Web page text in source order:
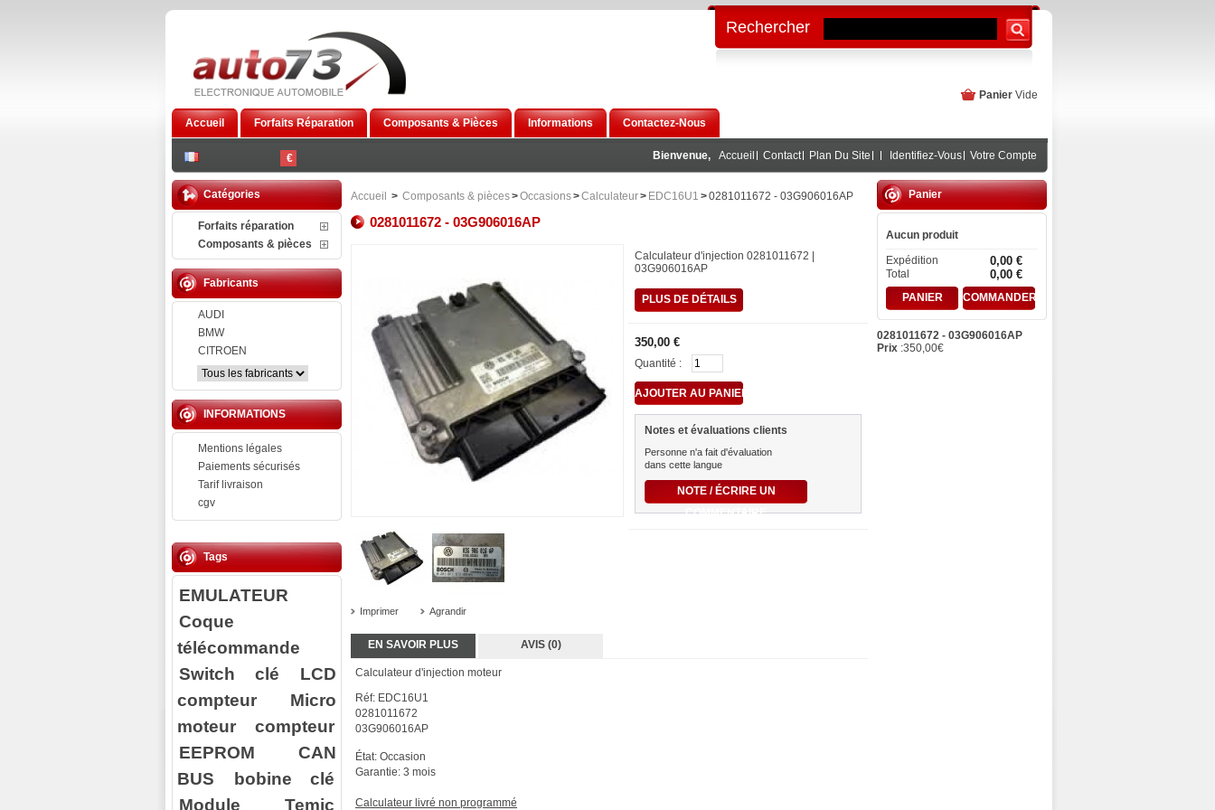
€
Accueil Forfaits Réparation Composants & Pièces Informations Contactez-Nous
Panier Vide
Bienvenue, Accueil Contact Plan Du Site Identifiez-Vous Votre Compte
Rechercher
Catégories
Forfaits réparation
Composants & pièces
Fabricants
AUDI
BMW
CITROEN
INFORMATIONS
Mentions légales
Paiements sécurisés
Tarif livraison
cgv
Tags
EMULATEUR
Coque
télécommande
Switch clé
LCD
compteur
Micro
moteur compteur
EEPROM
CAN
BUS
bobine clé
Module Temic
Accueil > Composants & pièces>Occasions>Calculateur> EDC16U1 >0281011672 - 03G906016AP
0281011672 - 03G906016AP
Imprimer Agrandir
Calculateur d'injection 0281011672 |
03G906016AP
PLUS DE DÉTAILS
350,00 €
Quantité :
Notes et évaluations clients
Personne n'a fait d'évaluation
dans cette langue
NOTE / ÉCRIRE UN
COMMENTAIRE
EN SAVOIR PLUS AVIS (0)
Calculateur d'injection moteur
Réf: EDC16U1
0281011672
03G906016AP
État: Occasion
Garantie: 3 mois
Calculateur livré non programmé
Panier
Aucun produit
Expédition
0,00 €
Total 0,00 €
PANIER COMMANDER
0281011672 - 03G906016AP
Prix :350,00€